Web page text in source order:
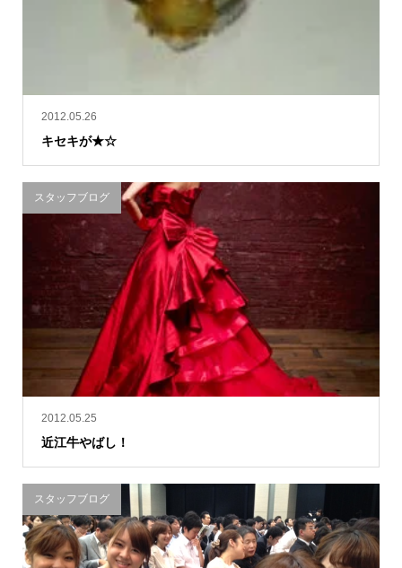
2012.05.26
キセキが★☆
2012.05.25
近江牛やばし！
スタッフブログ
スタッフブログ